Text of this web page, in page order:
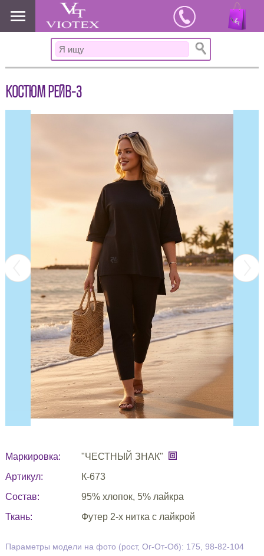
www.viotex37.ru
КОСТЮМ РЕЙВ-3
Маркировка:
"ЧЕСТНЫЙ ЗНАК"
Артикул:
К-673
Состав:
95% хлопок, 5% лайкра
Ткань:
Футер 2-х нитка с лайкрой
Параметры модели на фото (рост, Ог-От-Об): 175, 98-82-104